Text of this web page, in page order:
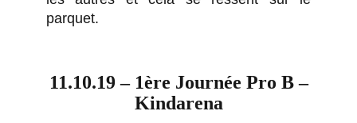
parquet.
11.10.19 – 1ère Journée Pro B –
Kindarena